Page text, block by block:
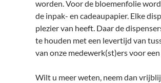
worden. Voor de bloemenfolie
de inpak- en cadeaupapier. Elke
plezier van heeft. Daar de
te houden met een levertijd van
van onze medewerk(st)ers voor
Wilt u meer weten, neem dan